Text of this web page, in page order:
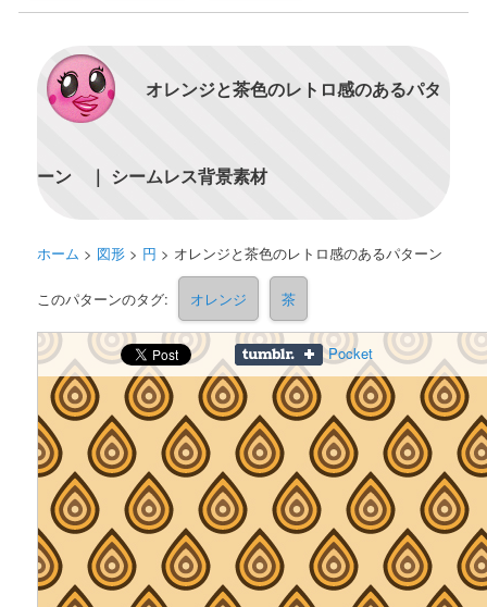
オレンジと茶色のレトロ感のあるパタ
ーン ｜ シームレス背景素材
ホーム > 図形 > 円 > オレンジと茶色のレトロ感のあるパターン
このパターンのタグ: オレンジ 茶
Pocket